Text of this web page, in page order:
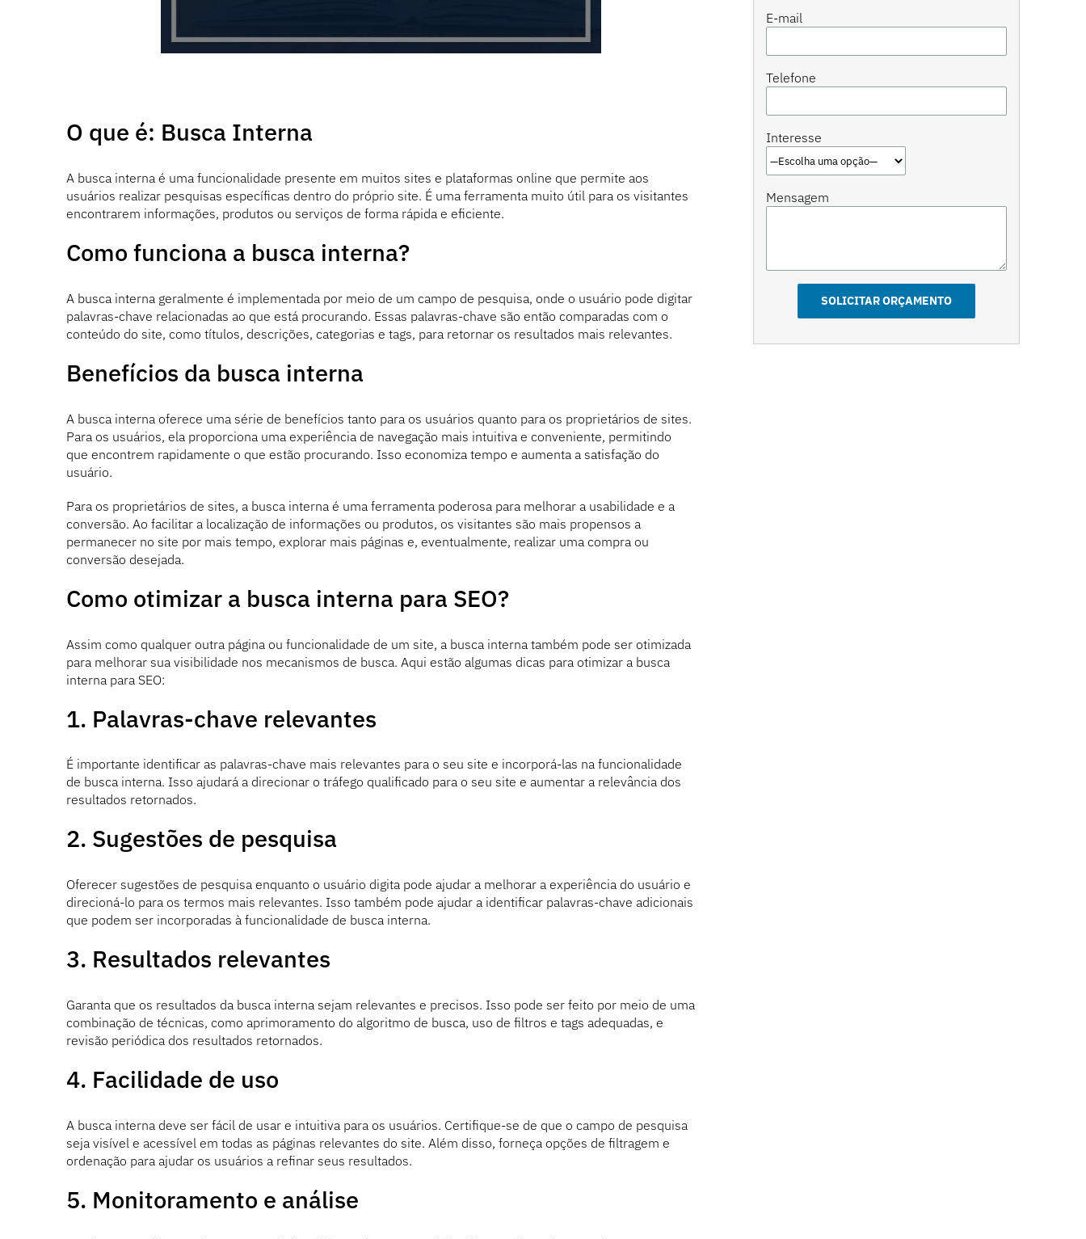
O que é: Busca Interna
A busca interna é uma funcionalidade presente em muitos sites e plataformas online que permite aos
usuários realizar pesquisas específicas dentro do próprio site. É uma ferramenta muito útil para os visitantes
encontrarem informações, produtos ou serviços de forma rápida e eficiente.
Como funciona a busca interna?
A busca interna geralmente é implementada por meio de um campo de pesquisa, onde o usuário pode digitar
palavras-chave relacionadas ao que está procurando. Essas palavras-chave são então comparadas com o
conteúdo do site, como títulos, descrições, categorias e tags, para retornar os resultados mais relevantes.
Benefícios da busca interna
A busca interna oferece uma série de benefícios tanto para os usuários quanto para os proprietários de sites.
Para os usuários, ela proporciona uma experiência de navegação mais intuitiva e conveniente, permitindo
que encontrem rapidamente o que estão procurando. Isso economiza tempo e aumenta a satisfação do
usuário.
Para os proprietários de sites, a busca interna é uma ferramenta poderosa para melhorar a usabilidade e a
conversão. Ao facilitar a localização de informações ou produtos, os visitantes são mais propensos a
permanecer no site por mais tempo, explorar mais páginas e, eventualmente, realizar uma compra ou
conversão desejada.
Como otimizar a busca interna para SEO?
Assim como qualquer outra página ou funcionalidade de um site, a busca interna também pode ser otimizada
para melhorar sua visibilidade nos mecanismos de busca. Aqui estão algumas dicas para otimizar a busca
interna para SEO:
1. Palavras-chave relevantes
É importante identificar as palavras-chave mais relevantes para o seu site e incorporá-las na funcionalidade
de busca interna. Isso ajudará a direcionar o tráfego qualificado para o seu site e aumentar a relevância dos
resultados retornados.
2. Sugestões de pesquisa
Oferecer sugestões de pesquisa enquanto o usuário digita pode ajudar a melhorar a experiência do usuário e
direcioná-lo para os termos mais relevantes. Isso também pode ajudar a identificar palavras-chave adicionais
que podem ser incorporadas à funcionalidade de busca interna.
3. Resultados relevantes
Garanta que os resultados da busca interna sejam relevantes e precisos. Isso pode ser feito por meio de uma
combinação de técnicas, como aprimoramento do algoritmo de busca, uso de filtros e tags adequadas, e
revisão periódica dos resultados retornados.
4. Facilidade de uso
A busca interna deve ser fácil de usar e intuitiva para os usuários. Certifique-se de que o campo de pesquisa
seja visível e acessível em todas as páginas relevantes do site. Além disso, forneça opções de filtragem e
ordenação para ajudar os usuários a refinar seus resultados.
5. Monitoramento e análise
E-mail
Telefone
Interesse
Mensagem